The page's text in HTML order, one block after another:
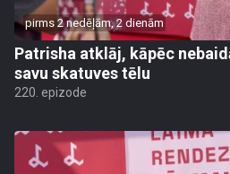
pirms 2 nedēļām, 2 dienām
Patrisha atklāj, kāpēc
savu skatuves tēlu
220. epizode